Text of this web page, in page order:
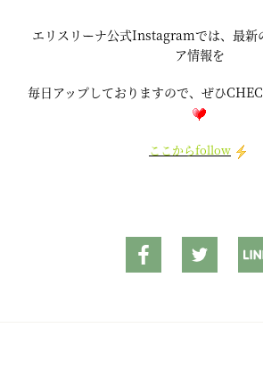
エリスリーナ公式Instagramでは、最新
ア情報を
毎日アップしておりますので、ぜひ
ここからfollow